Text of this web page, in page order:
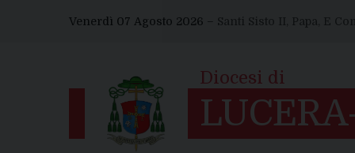
Venerdì 07 Agosto 2026 – Santi Sisto II, Papa, E